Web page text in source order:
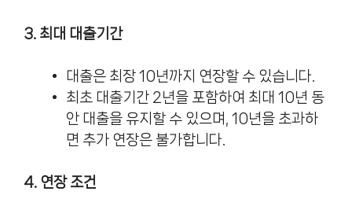
3. 최대 대출기간
대출은 최장 10년까지 연장할 수 있습니다.
최초 대출기간 2년을 포함하여 최대 10년 동
안 대출을 유지할 수 있으며, 10년을 초과하
면 추가 연장은 불가합니다.
4. 연장 조건